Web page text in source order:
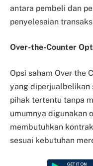
antara pembeli dan
penyelesaian
Over-the-Counter
Opsi saham Over the
yang diperjualbelikan
pihak tertentu tanpa
umumnya digunakan
membutuhkan
sesuai kebutuhan